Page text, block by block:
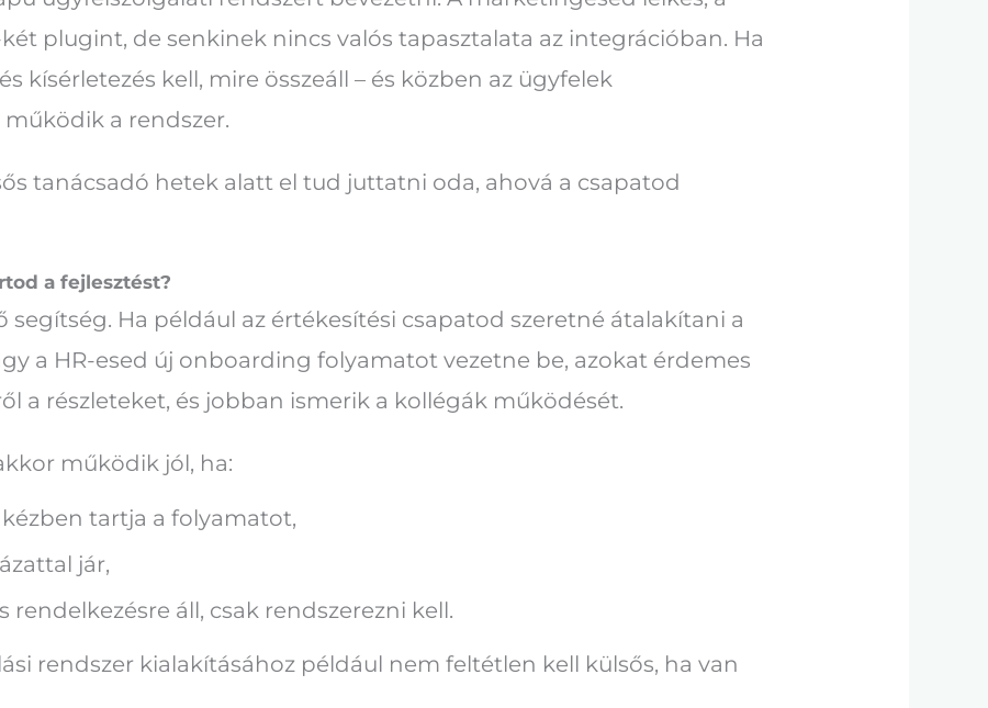
plugint, de senkinek nincs valós tapasztalata az integrációban. Ha
kísérletezés kell, mire összeáll – és közben az ügyfelek
a rendszer.
tanácsadó hetek alatt el tud juttatni oda, ahová a csapatod
a fejlesztést?
Ha például az értékesítési csapatod szeretné átalakítani a
a HR-esed új onboarding folyamatot vezetne be, azokat érdemes
a részleteket, és jobban ismerik a kollégák működését.
működik jól, ha:
kézben tartja a folyamatot,
jár,
rendelkezésre áll, csak rendszerezni kell.
rendszer kialakításához például nem feltétlen kell külsős, ha van